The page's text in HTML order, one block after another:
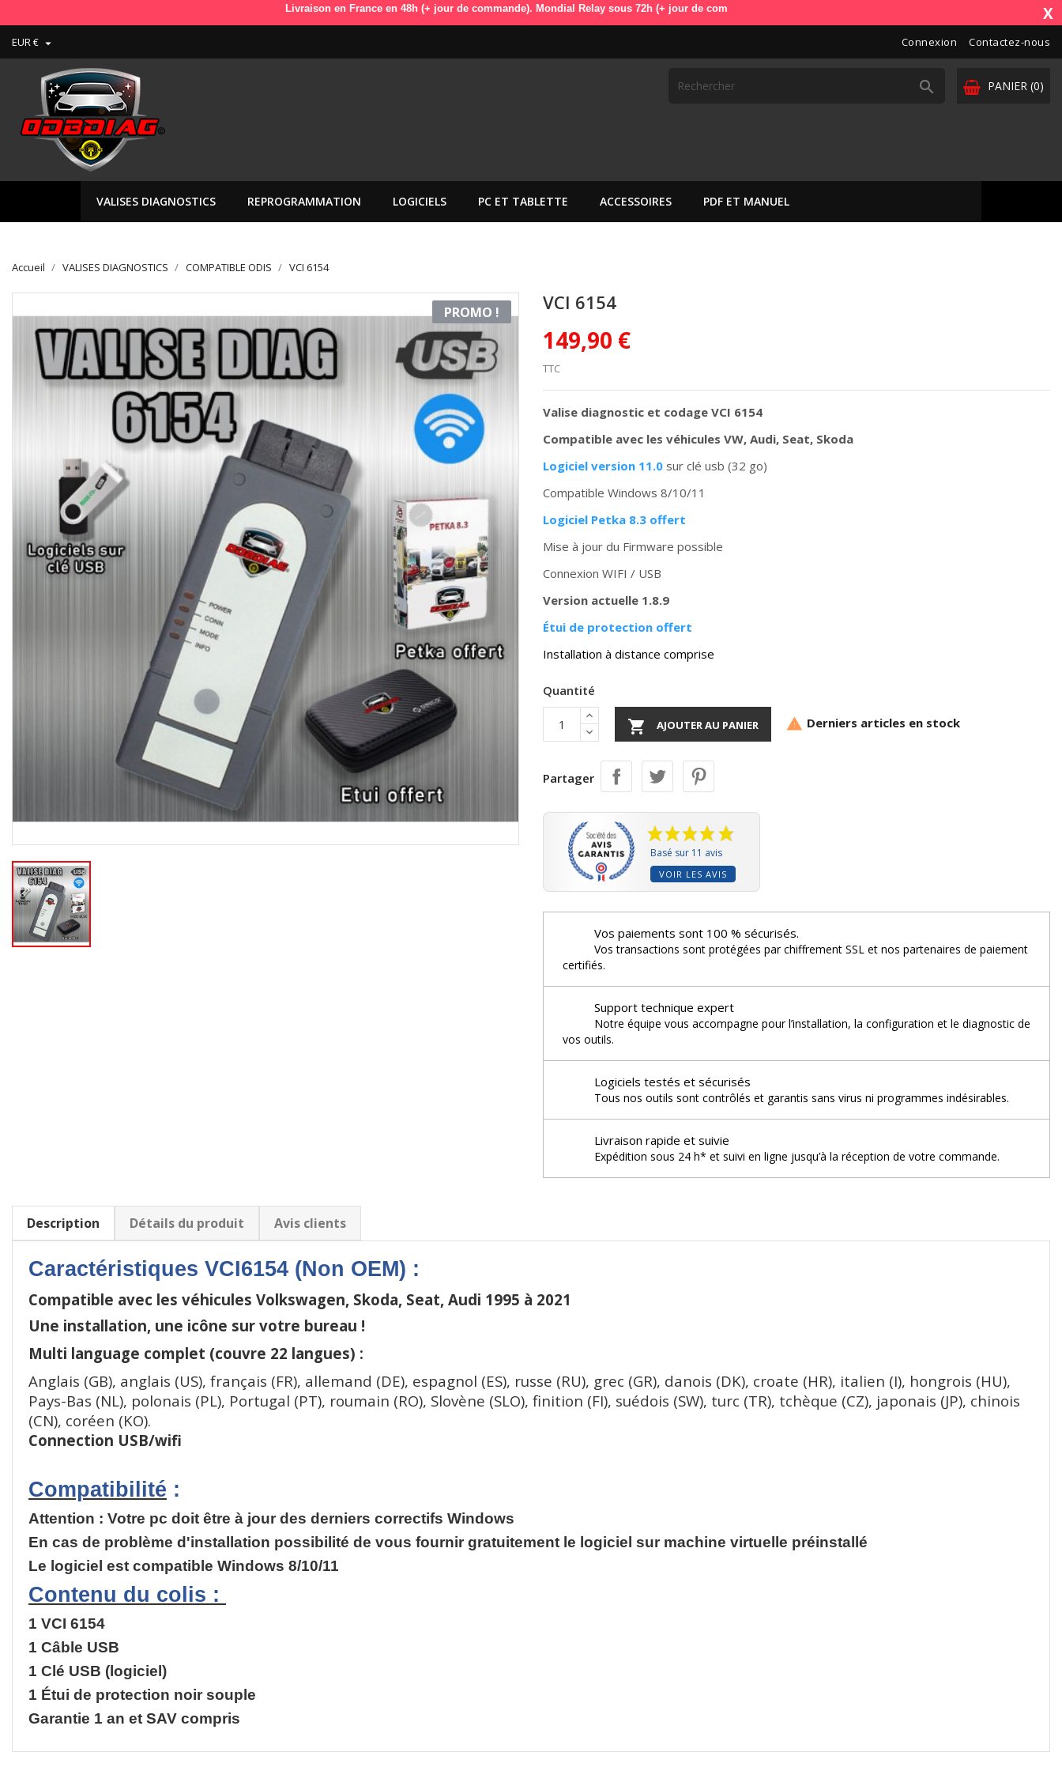
Livraison en France en 48h (+ jour de commande). Mondial Relay sous 72h (+ jour de commande). OdbDiag vous livre dans toute l'Europe. Vos paiements sont X
EUR €  Connexion Contactez-nous
PANIER (0)

VALISES DIAGNOSTICS REPROGRAMMATION LOGICIELS PC ET TABLETTE ACCESSOIRES PDF ET MANUEL
Accueil VALISES DIAGNOSTICS COMPATIBLE ODIS VCI 6154
PROMO ! VCI 6154
149,90 €
TTC
Valise diagnostic et codage VCI 6154
Compatible avec les véhicules VW, Audi, Seat, Skoda
Logiciel version 11.0 sur clé usb (32 go)
Compatible Windows 8/10/11
Logiciel Petka 8.3 offert
Mise à jour du Firmware possible
Connexion WIFI / USB
Version actuelle 1.8.9
Étui de protection offert
Installation à distance comprise
Quantité
 AJOUTER AU PANIER  Derniers articles en stock
Partager
Basé sur 11 avis
VOIR LES AVIS
Vos paiements sont 100 % sécurisés.
Vos transactions sont protégées par chiffrement SSL et nos partenaires de paiement
certifiés.
Support technique expert
Notre équipe vous accompagne pour l’installation, la configuration et le diagnostic de
vos outils.
Logiciels testés et sécurisés
Tous nos outils sont contrôlés et garantis sans virus ni programmes indésirables.
Livraison rapide et suivie
Expédition sous 24 h* et suivi en ligne jusqu’à la réception de votre commande.
Description Détails du produit Avis clients
Caractéristiques VCI6154 (Non OEM) :
Compatible avec les véhicules Volkswagen, Skoda, Seat, Audi 1995 à 2021
Une installation, une icône sur votre bureau !
Multi language complet (couvre 22 langues) :
Anglais (GB), anglais (US), français (FR), allemand (DE), espagnol (ES), russe (RU), grec (GR), danois (DK), croate (HR), italien (I), hongrois (HU),
Pays-Bas (NL), polonais (PL), Portugal (PT), roumain (RO), Slovène (SLO), finition (FI), suédois (SW), turc (TR), tchèque (CZ), japonais (JP), chinois
(CN), coréen (KO).
Connection USB/wifi
Compatibilité :
Attention : Votre pc doit être à jour des derniers correctifs Windows
En cas de problème d'installation possibilité de vous fournir gratuitement le logiciel sur machine virtuelle préinstallé
Le logiciel est compatible Windows 8/10/11
Contenu du colis :
1 VCI 6154
1 Câble USB
1 Clé USB (logiciel)
1 Étui de protection noir souple
Garantie 1 an et SAV compris